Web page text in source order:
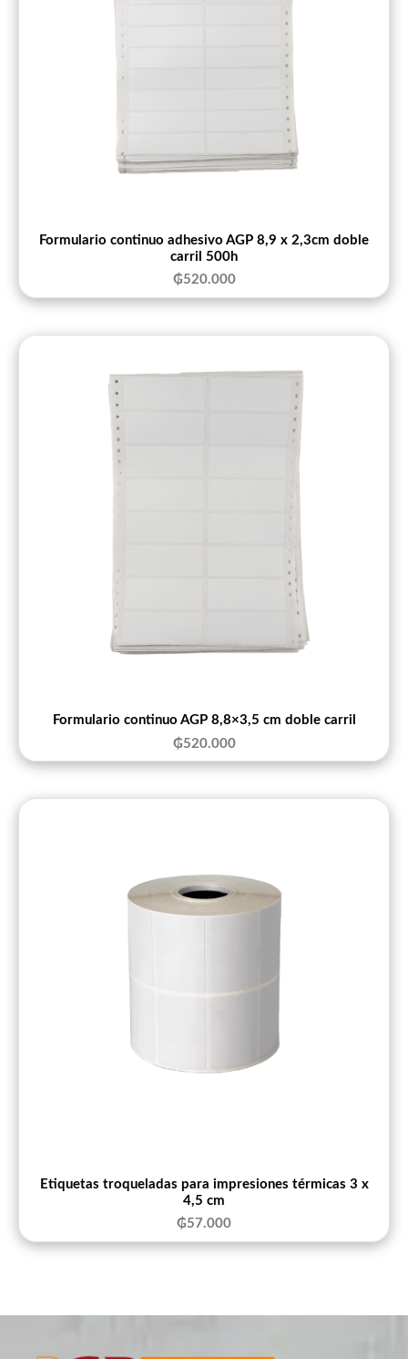
Formulario continuo adhesivo AGP 8,9 x 2,3cm doble
carril 500h
₲520.000
Formulario continuo AGP 8,8×3,5 cm doble carril
₲520.000
Etiquetas troqueladas para impresiones térmicas 3 x
4,5 cm
₲57.000